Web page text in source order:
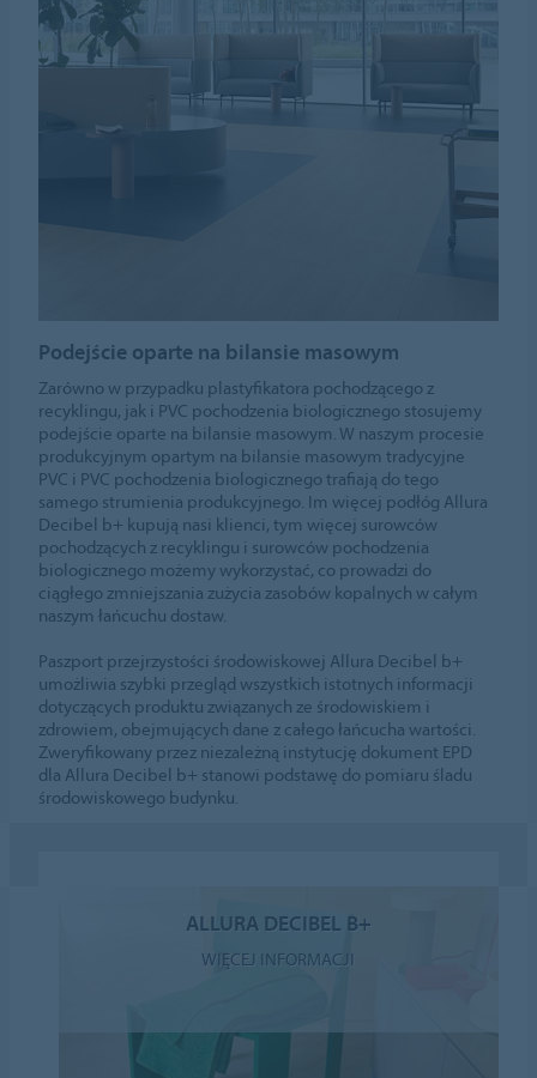
Podejście oparte na bilansie masowym
Zarówno w przypadku plastyfikatora pochodzącego z
recyklingu, jak i PVC pochodzenia biologicznego stosujemy
podejście oparte na bilansie masowym. W naszym procesie
produkcyjnym opartym na bilansie masowym tradycyjne
PVC i PVC pochodzenia biologicznego trafiają do tego
samego strumienia produkcyjnego. Im więcej podłóg Allura
Decibel b+ kupują nasi klienci, tym więcej surowców
pochodzących z recyklingu i surowców pochodzenia
biologicznego możemy wykorzystać, co prowadzi do
ciągłego zmniejszania zużycia zasobów kopalnych w całym
naszym łańcuchu dostaw.
Paszport przejrzystości środowiskowej Allura Decibel b+
umożliwia szybki przegląd wszystkich istotnych informacji
dotyczących produktu związanych ze środowiskiem i
zdrowiem, obejmujących dane z całego łańcucha wartości.
Zweryfikowany przez niezależną instytucję dokument EPD
dla Allura Decibel b+ stanowi podstawę do pomiaru śladu
środowiskowego budynku.
ALLURA DECIBEL B+
WIĘCEJ INFORMACJI